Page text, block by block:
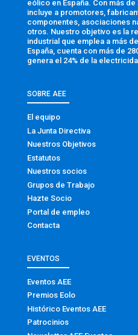
eólico en España. Con más
incluye a promotores,
componentes, asociaciones
otros. Nuestro objetivo es la
industrial que emplea a más
España, cuenta con más de
genera el 24% de la
SOBRE AEE
El equipo
La Junta Directiva
Nuestros Objetivos
Estatutos
Nuestros socios
Grupos de Trabajo
Hazte Socio
Portal de empleo
Contacta
EVENTOS
Eventos AEE
Premios Eolo
Histórico Eventos AEE
Patrocinios